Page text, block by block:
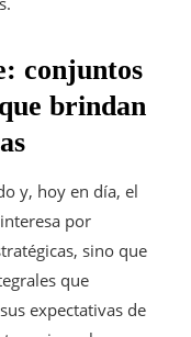
conjuntos
brindan
y, hoy en día, el
por
sino que
que
expectativas de